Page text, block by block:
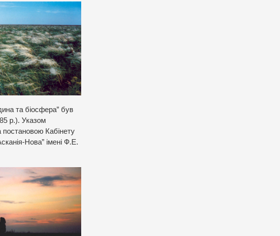
та біосфера” був
р.). Указом
Кабінету
Нова” імені Ф.Е.